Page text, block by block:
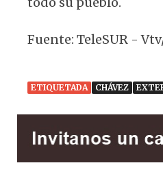
Fuente: TeleSUR -
ETIQUETADA CHÁVEZ